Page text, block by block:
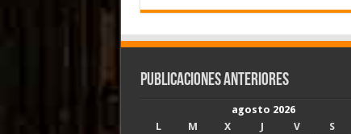
Publicaciones Anteriores
agosto 2026
L
M X J V S